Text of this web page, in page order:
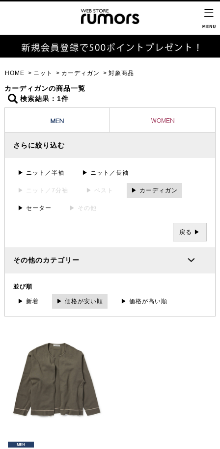
HOME ニット カーディガン 対象商品
カーディガンの商品一覧
検索結果：1件
さらに絞り込む
▶ ニット／半袖 ▶ ニット／長袖
▶ ニット／7分袖 ▶ ベスト ▶ カーディガン
▶ セーター ▶ その他
戻る ▶
その他のカテゴリー
並び順
▶ 新着 ▶ 価格が安い順 ▶ 価格が高い順